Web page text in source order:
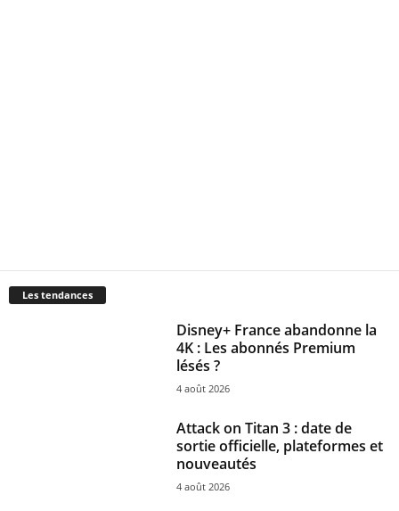
Les tendances
Disney+ France abandonne la
4K : Les abonnés Premium
lésés ?
4 août 2026
Attack on Titan 3 : date de
sortie officielle, plateformes et
nouveautés
4 août 2026